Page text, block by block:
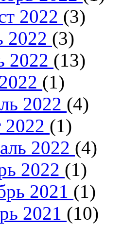
2022 (3)
2022 (3)
2022 (13)
(1)
2022 (4)
(1)
2022 (4)
2022 (1)
2021 (1)
2021 (10)